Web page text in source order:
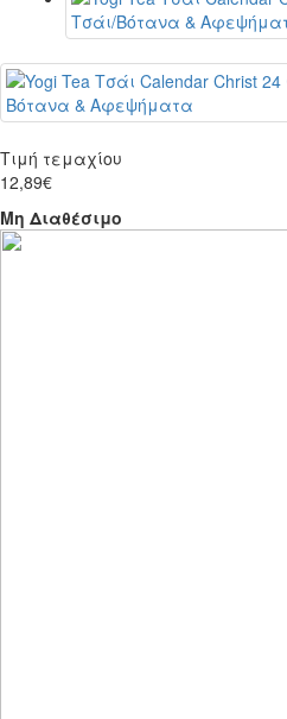
Τιμή τεμαχίου
12,89€
Μη Διαθέσιμο